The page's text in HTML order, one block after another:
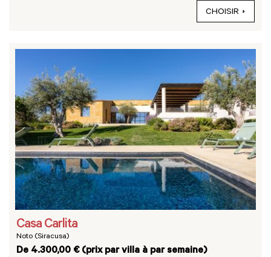
CHOISIR
Casa Carlita
Noto (Siracusa)
De 4.300,00 € (prix par villa à par semaine)